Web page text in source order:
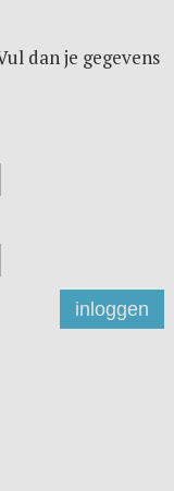
dan je gegevens
inloggen